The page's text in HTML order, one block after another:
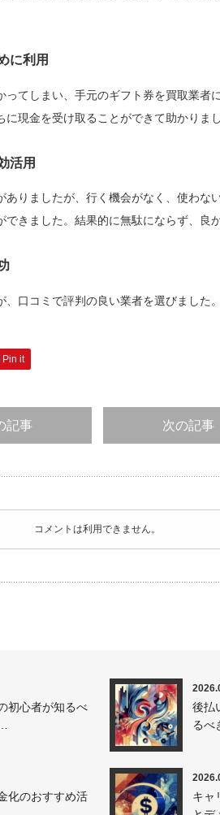
に利用
ってしまい、手元のギフト券を買取業者
現金を受け取ることができて助かりまし
活用
ありましたが、行く機会がなく、使わな
きました。結果的に無駄にならず、良
、口コミで評判の良い業者を選びました
Pin it
記事 次の記事
コメントは利用できません。
初心者が知るべ
後払
るべ
化のおすすめ活
キャ